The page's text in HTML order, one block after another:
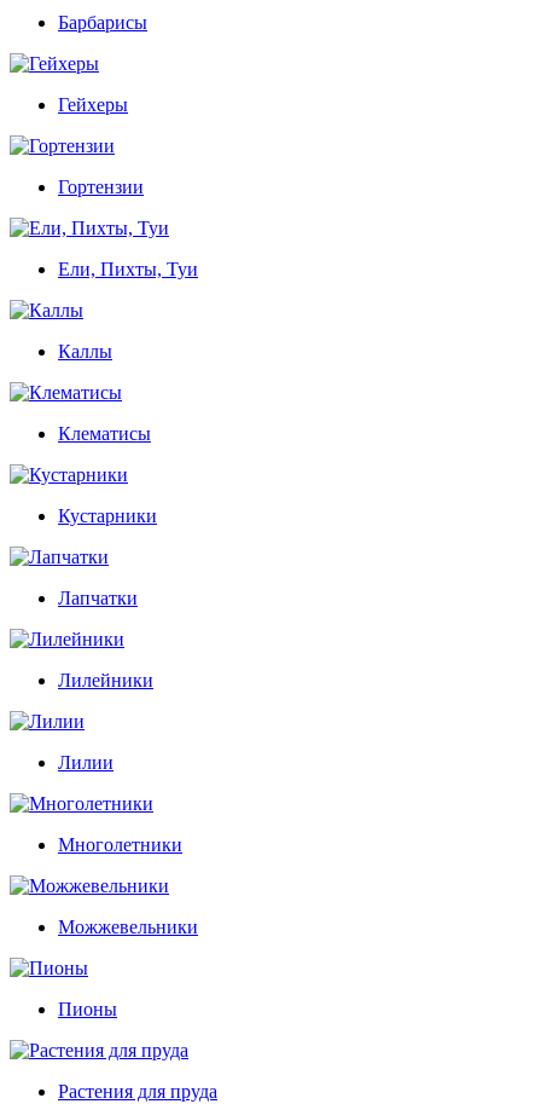
Барбарисы
Гейхеры
Гортензии
Ели, Пихты, Туи
Каллы
Клематисы
Кустарники
Лапчатки
Лилейники
Лилии
Многолетники
Можжевельники
Пионы
Растения для пруда